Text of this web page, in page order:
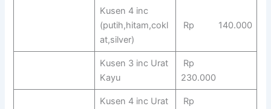
Kusen 4 inc
(putih,hitam,cokl
at,silver)
Rp 140.000
Kusen 3 inc Urat
Kayu
Rp
230.000
Kusen 4 inc Urat
Rp